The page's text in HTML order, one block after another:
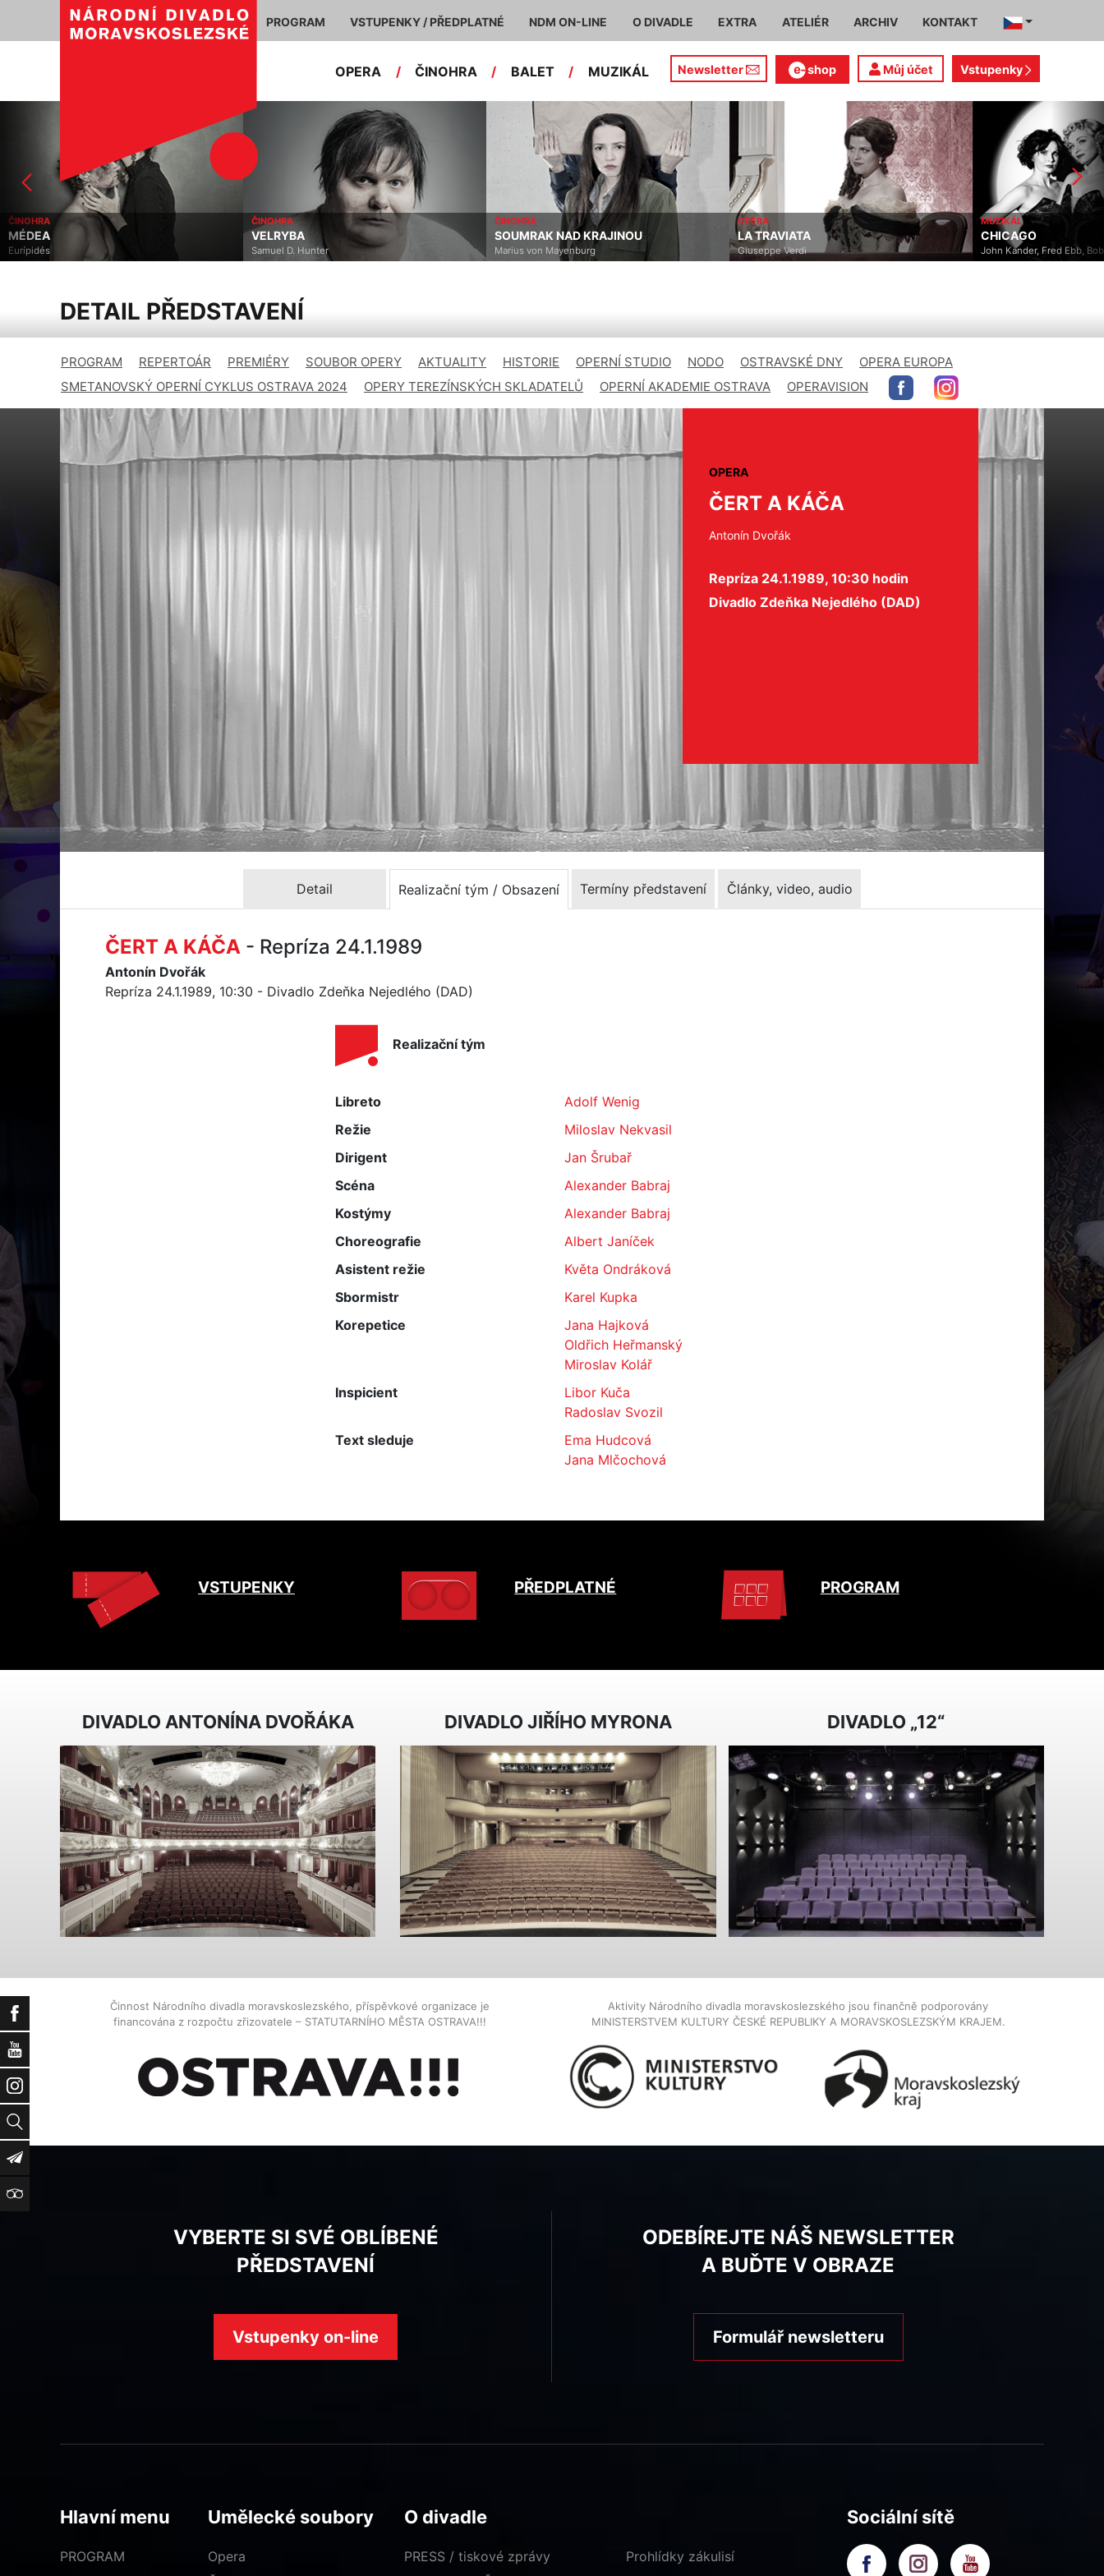
Facebook
YouTube
Instagram
Vyhledat
Newsletter
TripAdvisor
PROGRAM VSTUPENKY / PŘEDPLATNÉ NDM ON-LINE O DIVADLE EXTRA ATELIÉR ARCHIV KONTAKT
OPERA / ČINOHRA / BALET / MUZIKÁL Newsletter shop Můj účet Vstupenky
ČINOHRA
MÉDEA
Eurípidés
ČINOHRA
VELRYBA
Samuel D. Hunter
ČINOHRA
SOUMRAK NAD KRAJINOU
Marius von Mayenburg
OPERA
LA TRAVIATA
Giuseppe Verdi
MUZIKÁL
CHICAGO
John Kander, Fred Ebb,
DETAIL PŘEDSTAVENÍ
PROGRAM REPERTOÁR PREMIÉRY SOUBOR OPERY AKTUALITY HISTORIE OPERNÍ STUDIO NODO OSTRAVSKÉ DNY
OPERA EUROPA
SMETANOVSKÝ OPERNÍ CYKLUS OSTRAVA 2024
OPERY TEREZÍNSKÝCH SKLADATELŮ OPERNÍ AKADEMIE OSTRAVA OPERAVISION
OPERA
ČERT A KÁČA
Antonín Dvořák
Repríza 24.1.1989, 10:30 hodin
Divadlo Zdeňka Nejedlého (DAD)
Detail Realizační tým / Obsazení Termíny představení Články, video, audio
ČERT A KÁČA - Repríza 24.1.1989
Antonín Dvořák
Repríza 24.1.1989, 10:30 - Divadlo Zdeňka Nejedlého (DAD)
Realizační tým
Libreto
Adolf Wenig
Režie
Miloslav Nekvasil
Dirigent
Jan Šrubař
Scéna
Alexander Babraj
Kostýmy
Alexander Babraj
Choreografie
Albert Janíček
Asistent režie
Květa Ondráková
Sbormistr
Karel Kupka
Korepetice
Jana Hajková
Oldřich Heřmanský
Miroslav Kolář
Inspicient
Libor Kuča
Radoslav Svozil
Text sleduje
Ema Hudcová
Jana Mlčochová
VSTUPENKY PŘEDPLATNÉ PROGRAM
DIVADLO ANTONÍNA DVOŘÁKA DIVADLO JIŘÍHO MYRONA DIVADLO „12“
Činnost Národního divadla moravskoslezského, příspěvkové organizace je
financována z rozpočtu zřizovatele – STATUTARNÍHO MĚSTA OSTRAVA!!!
Aktivity Národního divadla moravskoslezského jsou finančně podporovány
MINISTERSTVEM KULTURY ČESKÉ REPUBLIKY A MORAVSKOSLEZSKÝM KRAJEM.
VYBERTE SI SVÉ OBLÍBENÉ
PŘEDSTAVENÍ
Vstupenky on-line
ODEBÍREJTE NÁŠ NEWSLETTER
A BUĎTE V OBRAZE
Formulář newsletteru
Hlavní menu
PROGRAM
Umělecké soubory
Opera
O divadle
PRESS / tiskové zprávy
Prohlídky zákulisí
Sociální sítě